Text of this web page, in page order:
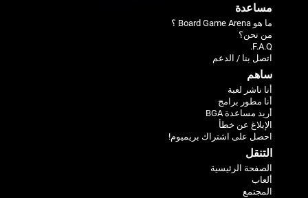
مساعدة
ما هو Board Game Arena ؟
من نحن؟
F.A.Q.
اتصل بنا / الدعم
ساهم
أنا ناشر لعبة
أنا مطور برامج
أريد مساعدة BGA
الإبلاغ عن خطأ
احصل على اشتراك بريميوم!
التنقل
الصفحة الرئيسية
ألعاب
المجتمع